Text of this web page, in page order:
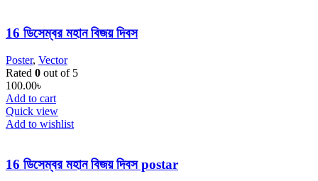
16 ডিসেম্বর মহান বিজয় দিবস
Poster, Vector
Rated 0 out of 5
100.00৳
Add to cart
Quick view
Add to wishlist
16 ডিসেম্বর মহান বিজয় দিবস postar